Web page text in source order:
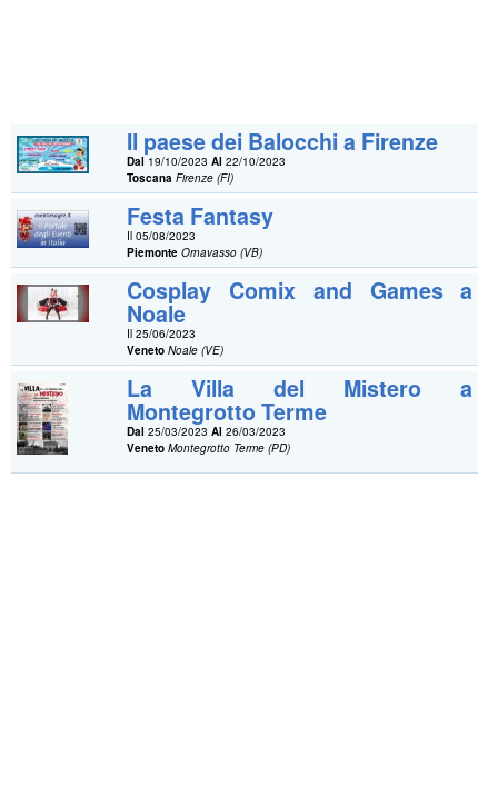
Il paese dei Balocchi a Firenze
Dal 19/10/2023Al 22/10/2023
Toscana Firenze (FI)
Festa Fantasy
Il 05/08/2023
Piemonte Ornavasso (VB)
Cosplay Comix and Games a
Noale
Il 25/06/2023
Veneto Noale (VE)
La Villa del Mistero a
Montegrotto Terme
Dal 25/03/2023Al 26/03/2023
Veneto Montegrotto Terme (PD)